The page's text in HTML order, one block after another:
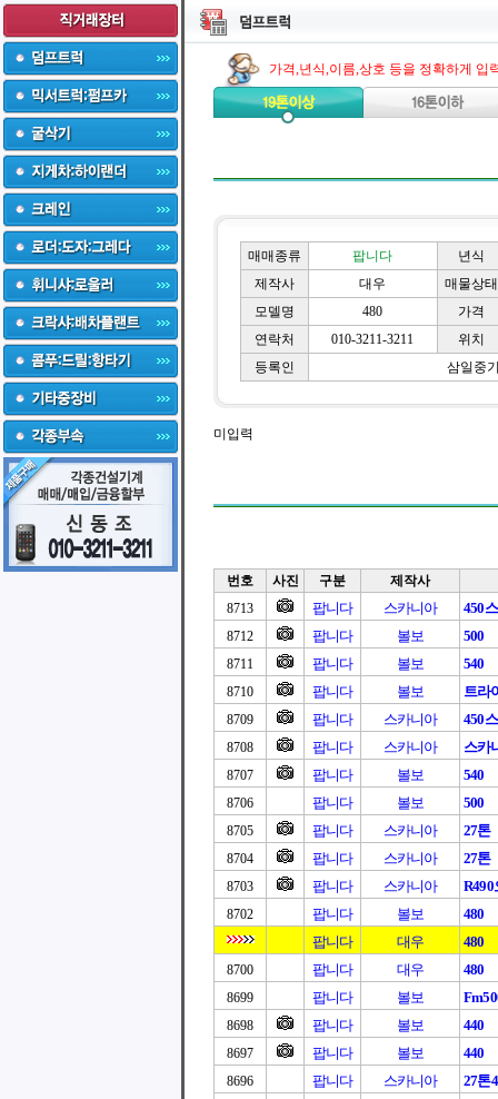
가격,년식,이름,상호 등을 정확하게 입
매매종류 팝니다
년식
제작사
대우
매물상태
모델명
480
가격
연락처
010-3211-3211
위치
등록인
삼일중
미입력
번호 사진 구분
제작사
8713
팝니다 스카니아 450
8712 팝니다 볼보 500
8711 팝니다 볼보 540
8710 팝니다 볼보 트라
8709 팝니다 스카니아 450
8708 팝니다 스카니아 스카
8707 팝니다 볼보 540
8706 팝니다 볼보 500
8705 팝니다 스카니아 27톤
8704 팝니다 스카니아 27톤
8703 팝니다 스카니아 R490
8702 팝니다 볼보
480
팝니다
대우 480
8700 팝니다 대우 480
8699 팝니다 볼보
8698 팝니다 볼보 440
8697 팝니다 볼보 440
8696 팝니다 스카니아 27톤